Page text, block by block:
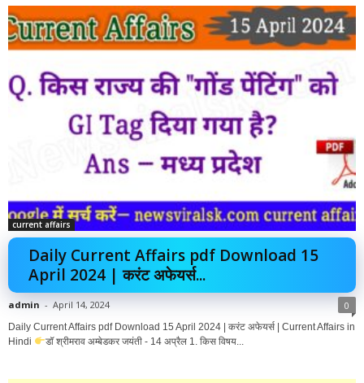
current affairs
Daily Current Affairs pdf Download 15
April 2024 | करंट अफेयर्स...
admin - April 14, 2024 0
Daily Current Affairs pdf Download 15 April 2024 | करंट अफेयर्स | Current Affairs in
Hindi
डॉ श्रीमराव अम्बेडकर जयंती - 14 अप्रैल 1. किस विषय...